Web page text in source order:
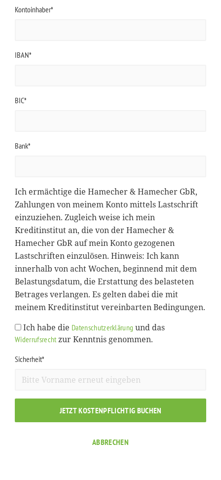
Kontoinhaber*
IBAN*
BIC*
Bank*
Ich ermächtige die Hamecher & Hamecher GbR,
Zahlungen von meinem Konto mittels Lastschrift
einzuziehen. Zugleich weise ich mein
Kreditinstitut an, die von der Hamecher &
Hamecher GbR auf mein Konto gezogenen
Lastschriften einzulösen. Hinweis: Ich kann
innerhalb von acht Wochen, beginnend mit dem
Belastungsdatum, die Erstattung des belasteten
Betrages verlangen. Es gelten dabei die mit
meinem Kreditinstitut vereinbarten Bedingungen.
Ich habe die Datenschutzerklärung und das
Widerrufsrechtzur Kenntnis genommen.
Sicherheit*
JETZT KOSTENPFLICHTIG BUCHEN
ABBRECHEN